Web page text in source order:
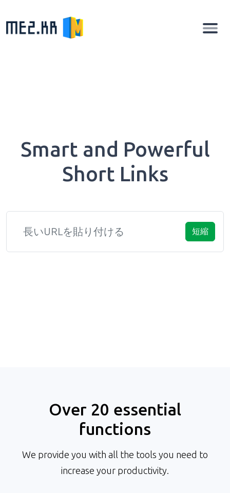
Smart and Powerful
Short Links
短縮
Over 20 essential
functions
We provide you with all the tools you need to
increase your productivity.